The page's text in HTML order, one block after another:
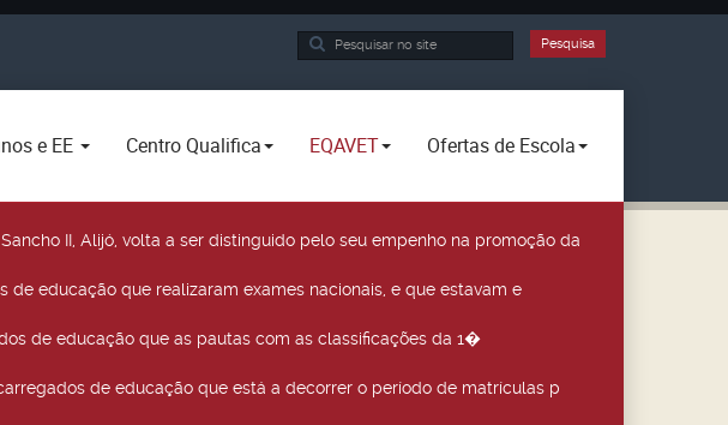
Pesquisa... Pesquisa
e EE Centro Qualifica EQAVET Ofertas de Escola
II, Alijó, volta a ser distinguido pelo seu empenho na promoção da
de educação que realizaram exames nacionais, e que estavam e
de educação que as pautas com as classificações da 1�
de educação que está a decorrer o período de matrículas p